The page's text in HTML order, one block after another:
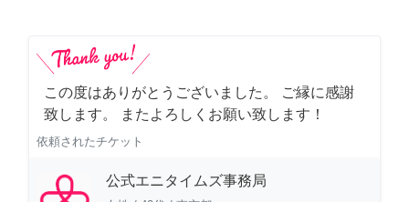
この度はありがとうございました。 ご縁に感謝
致します。 またよろしくお願い致します！
依頼されたチケット
公式エニタイムズ事務局